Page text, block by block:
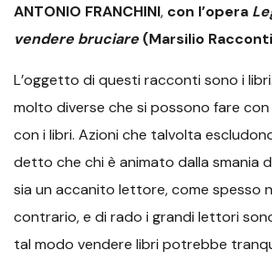
ANTONIO FRANCHINI, con l’opera
vendere bruciare (Marsilio
L’oggetto di questi racconti sono i
molto diverse che si possono fare con
con i libri. Azioni che talvolta
detto che chi è animato dalla smania
sia un accanito lettore, come spesso
contrario, e di rado i grandi lettori
tal modo vendere libri potrebbe